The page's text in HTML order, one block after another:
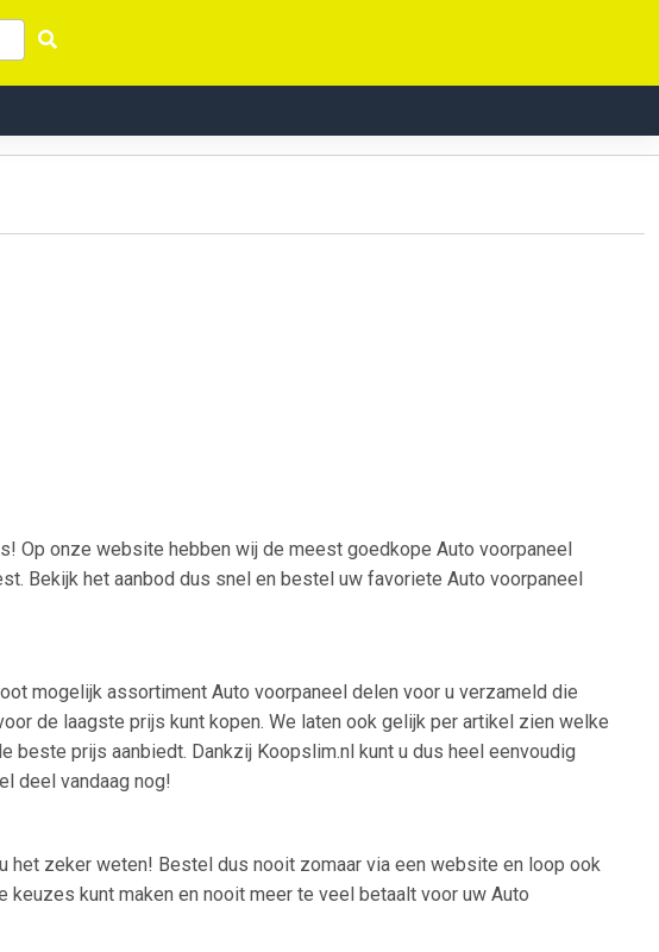
Op onze website hebben wij de meest goedkope Auto voorpaneel
Bekijk het aanbod dus snel en bestel uw favoriete Auto voorpaneel
mogelijk assortiment Auto voorpaneel delen voor u verzameld die
de laagste prijs kunt kopen. We laten ook gelijk per artikel zien welke
prijs aanbiedt. Dankzij Koopslim.nl kunt u dus heel eenvoudig
deel vandaag nog!
het zeker weten! Bestel dus nooit zomaar via een website en loop ook
kunt maken en nooit meer te veel betaalt voor uw Auto